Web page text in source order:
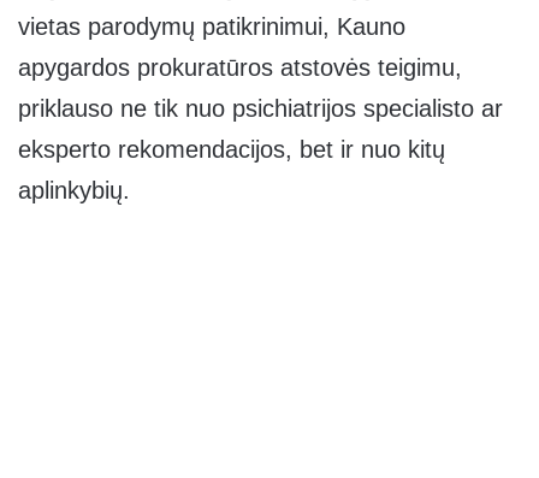
vietas parodymų patikrinimui, Kauno
apygardos prokuratūros atstovės teigimu,
priklauso ne tik nuo psichiatrijos specialisto ar
eksperto rekomendacijos, bet ir nuo kitų
aplinkybių.